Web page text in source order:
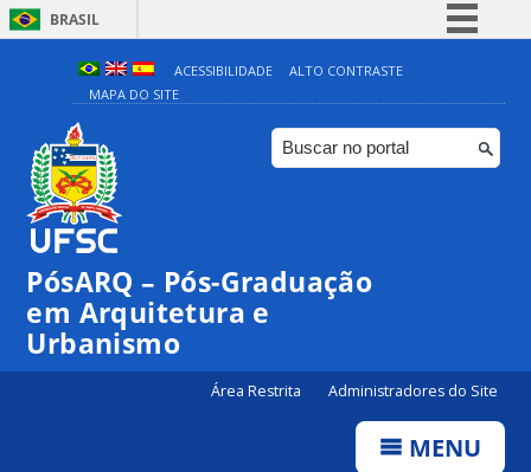
BRASIL
Simplifique!
Comunica BR
Participe
ACESSIBILIDADE
ALTO CONTRASTE
MAPA DO SITE
PósARQ – Pós-Graduação
em Arquitetura e
Urbanismo
Área Restrita Administradores do Site
MENU